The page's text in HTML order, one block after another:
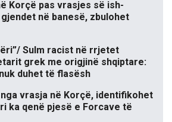
Korçë pas vrasjes së ish-
në banesë, zbulohet
Sulm racist në rrjetet
grek me origjinë shqiptare:
duhet të flasësh
vrasja në Korçë, identifikohet
ka qenë pjesë e Forcave të